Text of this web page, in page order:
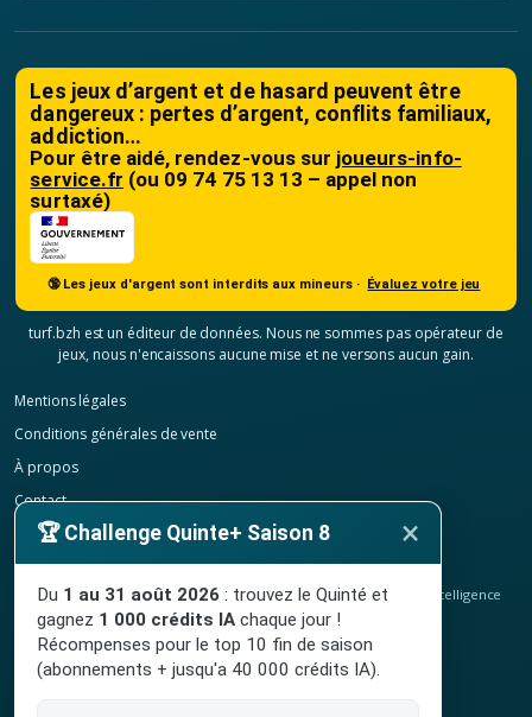
Les jeux d’argent et de hasard peuvent être
dangereux : pertes d’argent, conflits familiaux,
addiction…
Pour être aidé, rendez-vous sur joueurs-info-
service.fr (ou 09 74 75 13 13 – appel non
surtaxé)
🔞 Les jeux d'argent sont interdits aux mineurs · Évaluez votre jeu
turf.bzh est un éditeur de données. Nous ne sommes pas opérateur de
jeux, nous n'encaissons aucune mise et ne versons aucun gain.
Mentions légales
Conditions générales de vente
À propos
Contact
Confidentialité
Résilier mon abonnement
© 2020-2026 TURF.bzh, analyses hippiques, classement ELO et intelligence
artificielle.
Site indépendant, sans lien avec le PMU. Jeu interdit aux mineurs.
🏆 Challenge Quinte+ Saison 8 ×
Du 1 au 31 août 2026 : trouvez le Quinté et
gagnez 1 000 crédits IA chaque jour !
Récompenses pour le top 10 fin de saison
(abonnements + jusqu'a 40 000 crédits IA).